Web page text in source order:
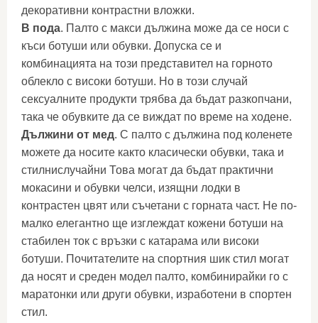
декоративни контрастни вложки.
В пода. Палто с макси дължина може да се носи с
къси ботуши или обувки. Допуска се и
комбинацията на този представител на горното
облекло с високи ботуши. Но в този случай
сексуалните продукти трябва да бъдат разкопчани,
така че обувките да се виждат по време на ходене.
Дължини от мед. С палто с дължина под коленете
можете да носите както класически обувки, така и
стилнислучайни Това могат да бъдат практични
мокасини и обувки челси, изящни лодки в
контрастен цвят или съчетани с горната част. Не по-
малко елегантно ще изглеждат кожени ботуши на
стабилен ток с връзки с катарама или високи
ботуши. Почитателите на спортния шик стил могат
да носят и среден модел палто, комбинирайки го с
маратонки или други обувки, изработени в спортен
стил.